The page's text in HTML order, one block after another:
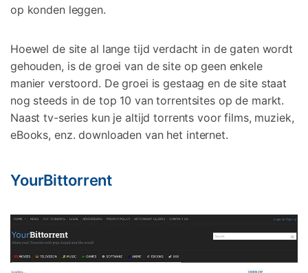
op konden leggen.
Hoewel de site al lange tijd verdacht in de gaten wordt
gehouden, is de groei van de site op geen enkele
manier verstoord. De groei is gestaag en de site staat
nog steeds in de top 10 van torrentsites op de markt.
Naast tv-series kun je altijd torrents voor films, muziek,
eBooks, enz. downloaden van het internet.
YourBittorrent